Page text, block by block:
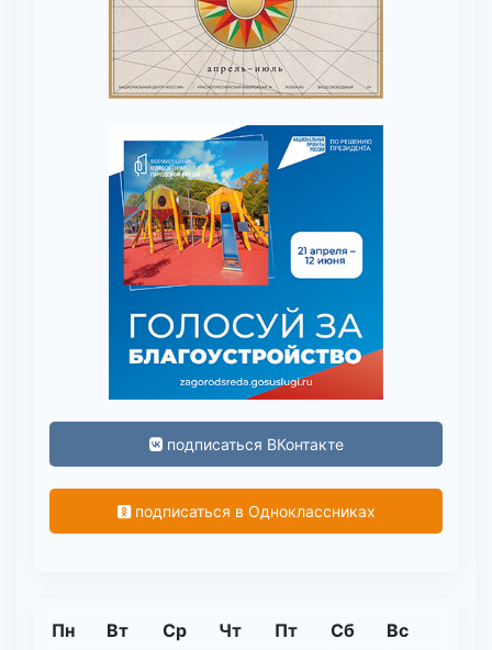
подписаться ВКонтакте
подписаться в Одноклассниках
Пн Вт Ср Чт Пт Сб Вс